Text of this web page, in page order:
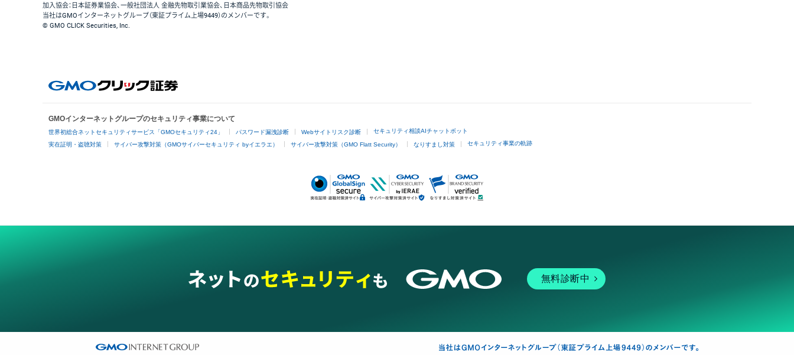
加入協会：日本証券業協会、一般社団法人 金融先物取引業協会、日本商品先物取引協会
当社はGMOインターネットグループ（東証プライム上場9449）のメンバーです。
© GMO CLICK Securities, Inc.
GMOインターネットグループのセキュリティ事業について
世界初総合ネットセキュリティサービス「GMOセキュリティ24」 パスワード漏洩診断 Webサイトリスク診断 セキュリティ相談AIチャットボット
実在証明・盗聴対策 サイバー攻撃対策（GMOサイバーセキュリティ byイエラエ） サイバー攻撃対策（GMO Flatt Security） なりすまし対策 セキュリティ事業の軌跡
無料診断中